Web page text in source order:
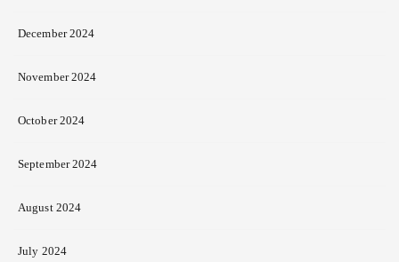
December 2024
November 2024
October 2024
September 2024
August 2024
July 2024